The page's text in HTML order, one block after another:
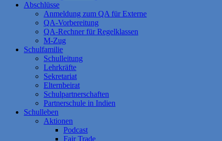
Abschlüsse
Anmeldung zum QA für Externe
QA-Vorbereitung
QA-Rechner für Regelklassen
M-Zug
Schulfamilie
Schulleitung
Lehrkräfte
Sekretariat
Elternbeirat
Schulpartnerschaften
Partnerschule in Indien
Schulleben
Aktionen
Podcast
Fair Trade